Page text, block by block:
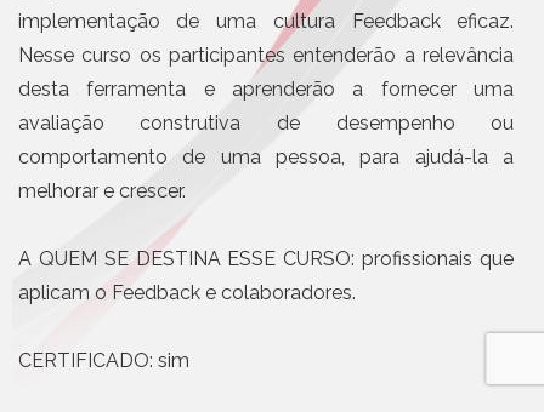
implementação de uma cultura Feedback eficaz.
Nesse curso os participantes entenderão a relevância
desta ferramenta e aprenderão a fornecer uma
avaliação construtiva de desempenho ou
comportamento de uma pessoa, para ajudá-la a
melhorar e crescer.
A QUEM SE DESTINA ESSE CURSO: profissionais que
aplicam o Feedback e colaboradores.
CERTIFICADO: sim